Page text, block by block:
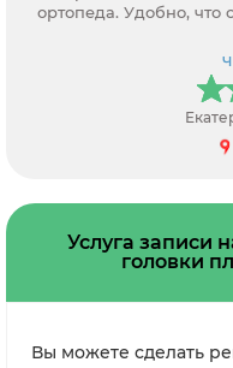
ортопеда. Удобно, что
Услуга записи
головки
Вы можете сделать